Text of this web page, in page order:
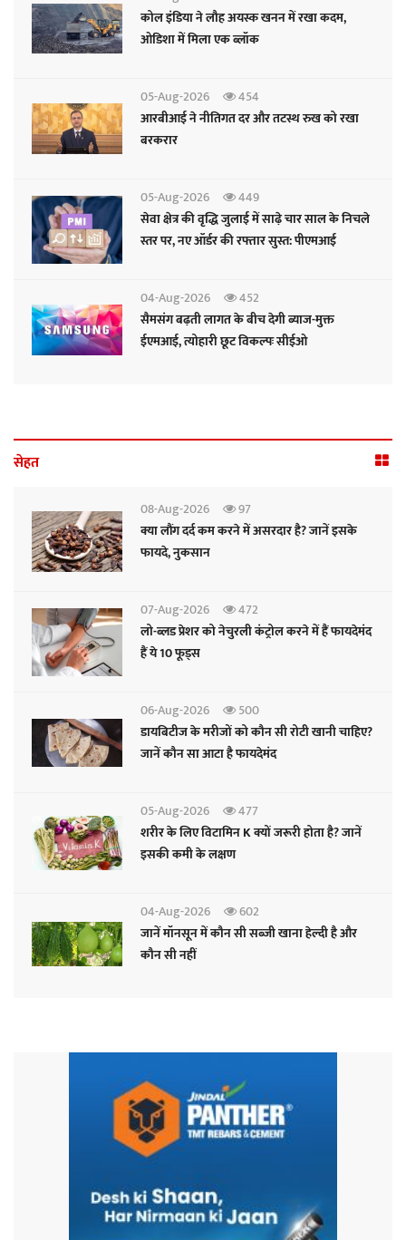
कोल इंडिया ने लौह अयस्क खनन में रखा कदम,
ओडिशा में मिला एक ब्लॉक
05-Aug-2026
454
आरबीआई ने नीतिगत दर और तटस्थ रुख को रखा
बरकरार
05-Aug-2026
449
सेवा क्षेत्र की वृद्धि जुलाई में साढ़े चार साल के निचले
स्तर पर, नए ऑर्डर की रफ्तार सुस्त: पीएमआई
04-Aug-2026
452
सैमसंग बढ़ती लागत के बीच देगी ब्याज-मुक्त
ईएमआई, त्योहारी छूट विकल्पः सीईओ
सेहत
08-Aug-2026
97
क्या लौंग दर्द कम करने में असरदार है? जानें इसके
फायदे, नुकसान
07-Aug-2026
472
लो-ब्लड प्रेशर को नेचुरली कंट्रोल करने में हैं फायदेमंद
हैं ये 10 फूड्स
06-Aug-2026
500
डायबिटीज के मरीजों को कौन सी रोटी खानी चाहिए?
जानें कौन सा आटा है फायदेमंद
05-Aug-2026
477
शरीर के लिए विटामिन K क्यों जरूरी होता है? जानें
इसकी कमी के लक्षण
04-Aug-2026
602
जानें मॉनसून में कौन सी सब्जी खाना हेल्दी है और
कौन सी नहीं